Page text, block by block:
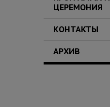
ЦЕРЕМОНИЯ
КОНТАКТЫ
АРХИВ